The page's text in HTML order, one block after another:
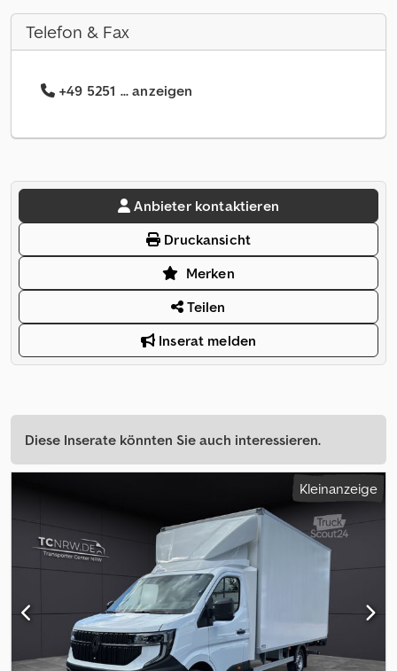
Telefon & Fax
+49 5251 ... anzeigen
Anbieter kontaktieren
Druckansicht
Merken
Teilen
Inserat melden
Diese Inserate könnten Sie auch interessieren.
Kleinanzeige